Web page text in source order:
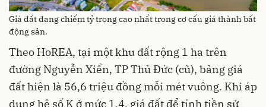
Giá đất đang chiếm tỷ trọng cao nhất trong cơ cấu giá thành bất
động sản.
Theo HoREA, tại một khu đất rộng 1 ha trên
đường Nguyễn Xiển, TP Thủ Đức (cũ), bảng giá
đất hiện là 56,6 triệu đồng mỗi mét vuông. Khi áp
dụng hệ số K ở mức 1,4, giá đất để tính tiền sử